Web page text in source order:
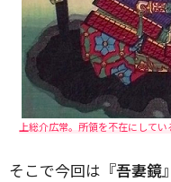
上総介広常。所領を不在にして
そこで今回は『吾妻鏡